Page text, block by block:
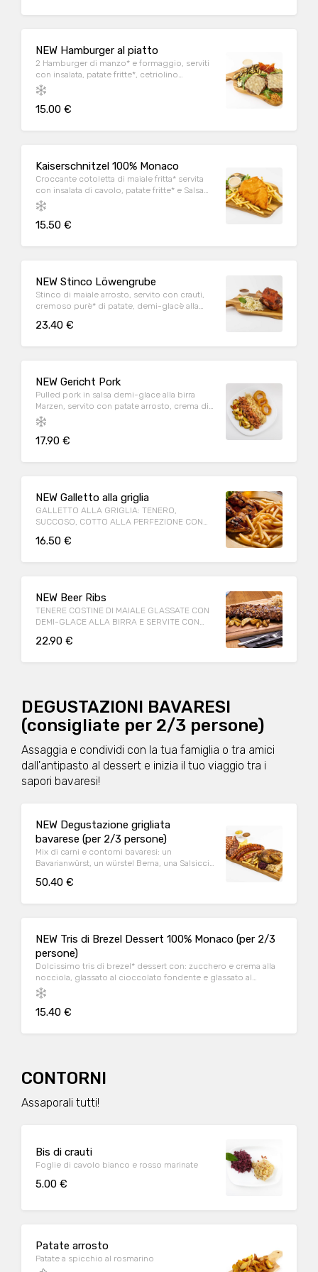
NEW Hamburger al piatto
2 Hamburger di manzo* e formaggio, serviti
con insalata, patate fritte*, cetriolino
bavarese, speck, cipolla croccante e Salsa
Löwengrube.
15.00 €
Kaiserschnitzel 100% Monaco
Croccante cotoletta di maiale fritta* servita
con insalata di cavolo, patate fritte* e Salsa
Löwengrube.
15.50 €
NEW Stinco Löwengrube
Stinco di maiale arrosto, servito con crauti,
cremoso purè* di patate, demi-glacè alla
23.40 €
NEW Gericht Pork
Pulled pork in salsa demi-glace alla birra
Marzen, servito con patate arrosto, crema di
formaggio e speck croccante, anelli di
cipolla* in pastella di birra, crauti e insalata
misticanza.
17.90 €
NEW Galletto alla griglia
GALLETTO ALLA GRIGLIA: TENERO,
SUCCOSO, COTTO ALLA PERFEZIONE CON
ACCOMPAGNATO DA PATATINE* FRITTE.
16.50 €
NEW Beer Ribs
TENERE COSTINE DI MAIALE GLASSATE CON
DEMI-GLACE ALLA BIRRA E SERVITE CON
22.90 €
DEGUSTAZIONI BAVARESI
(consigliate per 2/3 persone)
Assaggia e condividi con la tua famiglia o tra amici
dall'antipasto al dessert e inizia il tuo viaggio tra i
sapori bavaresi!
NEW Degustazione grigliata
bavarese (per 2/3 persone)
Mix di carni e contorni bavaresi: un
Bavarianwürst, un würstel Berna, una Salsiccia
prosciutto della foresta e Leberkase alla
50.40 €
NEW Tris di Brezel Dessert 100% Monaco (per 2/3
persone)
Dolcissimo tris di brezel* dessert con: zucchero e crema alla
nocciola, glassato al cioccolato fondente e glassato al
cioccolato bianco.
15.40 €
CONTORNI
Assaporali tutti!
Bis di crauti
Foglie di cavolo bianco e rosso marinate
5.00 €
Patate arrosto
Patate a spicchio al rosmarino